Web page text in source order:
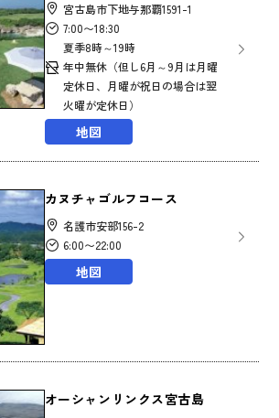
宮古島市下地与那覇1591-1
7:00〜18:30
夏季8時～19時
年中無休（但し6月～9月は月曜
定休日、月曜が祝日の場合は翌
火曜が定休日）
地図
カヌチャゴルフコース
名護市安部156-2
6:00〜22:00
地図
オーシャンリンクス宮古島